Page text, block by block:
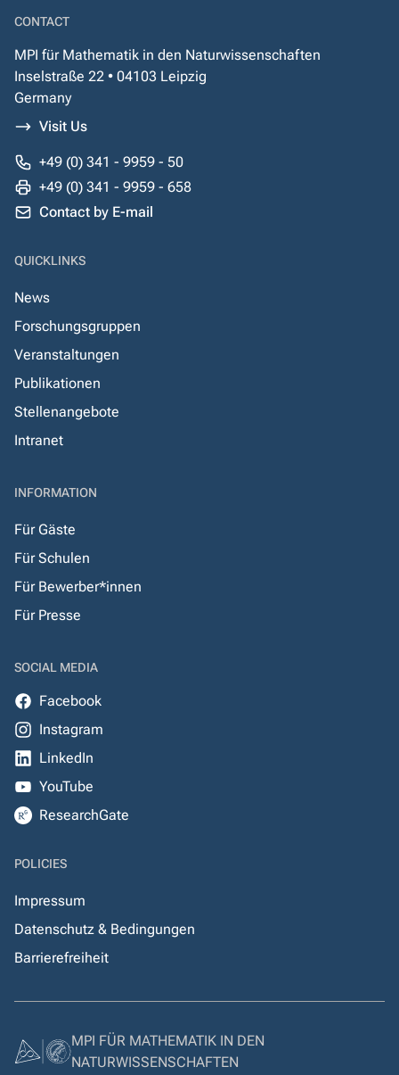
CONTACT
MPI für Mathematik in den Naturwissenschaften
Inselstraße 22 • 04103 Leipzig
Germany
Visit Us
+49 (0) 341 - 9959 - 50
+49 (0) 341 - 9959 - 658
Contact by E-mail
QUICKLINKS
News
Forschungsgruppen
Veranstaltungen
Publikationen
Stellenangebote
Intranet
INFORMATION
Für Gäste
Für Schulen
Für Bewerber*innen
Für Presse
SOCIAL MEDIA
Facebook
Instagram
LinkedIn
YouTube
ResearchGate
POLICIES
Impressum
Datenschutz & Bedingungen
Barrierefreiheit
MPI FÜR MATHEMATIK IN DEN
NATURWISSENSCHAFTEN